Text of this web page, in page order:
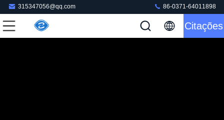
315347056@qq.com 86-0371-64011898
Citações